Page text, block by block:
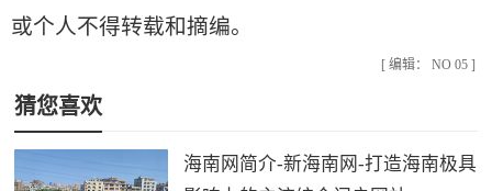
或个人不得转载和摘编。
[ 编辑： NO 05 ]
猜您喜欢
海南网简介-新海南网-打造海南极具